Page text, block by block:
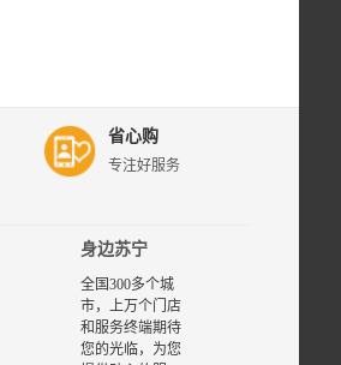
省心购
专注好服务
身边苏宁
全国300多个城
市，上万个门店
和服务终端期待
您的光临，为您